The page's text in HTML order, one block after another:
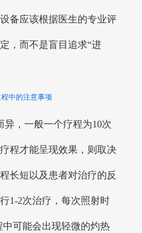
备应该根据医生的专业评
，而不是盲目追求“进
中的注意事项
异，一般一个疗程为10次
程才能呈现效果，则取决
长短以及患者对治疗的反
1-2次治疗，每次照射时
可能会出现轻微的灼热